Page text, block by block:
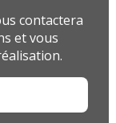
contactera
et vous